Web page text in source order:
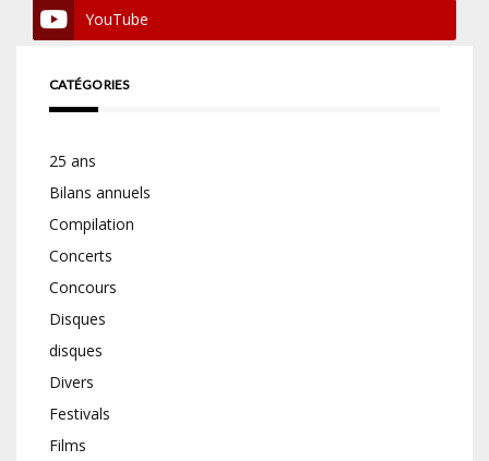
YouTube
CATÉGORIES
25 ans
Bilans annuels
Compilation
Concerts
Concours
Disques
disques
Divers
Festivals
Films